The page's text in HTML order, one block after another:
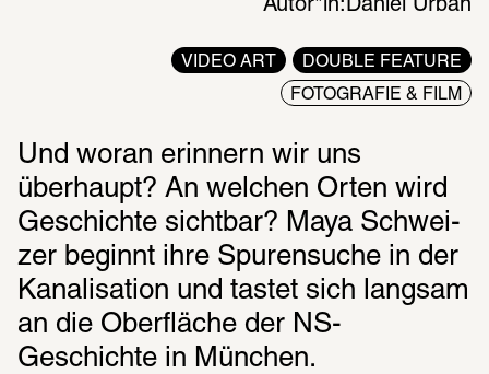
Autor*in: Daniel Urban
VIDEO ART DOUBLE FEATURE
FOTOGRAFIE & FILM
Und woran erin­nern wir uns
überhaupt? An welchen Orten wird
Geschichte sicht­bar? Maya Schwei­
zer beginnt ihre Spuren­su­che in der
Kana­li­sa­tion und tastet sich lang­sam
an die Ober­flä­che der NS-
Geschichte in München.